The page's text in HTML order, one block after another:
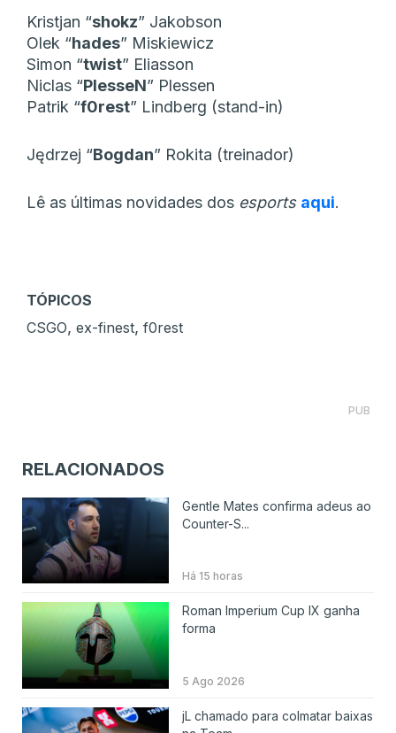
Kristjan “⁠shokz⁠” Jakobson
Olek “⁠hades⁠” Miskiewicz
Simon “⁠twist⁠” Eliasson
Niclas “⁠PlesseN⁠” Plessen
Patrik “⁠f0rest⁠” Lindberg (stand-in)
Jędrzej “⁠Bogdan⁠” Rokita (treinador)
Lê as últimas novidades dos esports aqui.
TÓPICOS
CSGO, ex-finest, f0rest
PUB
RELACIONADOS
Gentle Mates confirma adeus ao
Counter-S...
Há 15 horas
Roman Imperium Cup IX ganha
forma
5 Ago 2026
jL chamado para colmatar baixas